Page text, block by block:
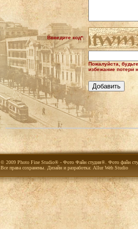
Ввведите код*:
Пожалуйста,
избежание потери
© 2009 Photo Fine Studio® - Фото Файн студия®. Фото файн
Все права сохранены. Дизайн и разработка: Allur Web Studio